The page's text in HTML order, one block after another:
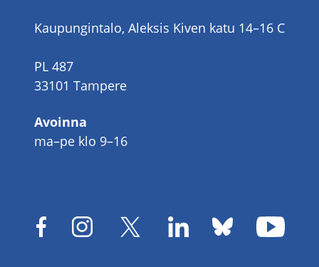
Kaupungintalo, Aleksis Kiven katu 14–16 C
PL 487
33101 Tampere
Avoinna
ma–pe klo 9–16